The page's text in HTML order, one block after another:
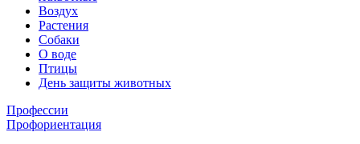
Воздух
Растения
Собаки
О воде
Птицы
День защиты животных
Профессии
Профориентация